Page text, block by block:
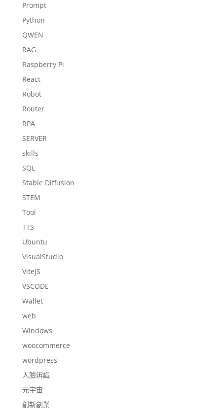
Prompt
Python
QWEN
RAG
Raspberry Pi
React
Robot
Router
RPA
SERVER
skills
SQL
Stable Diffusion
STEM
Tool
TTS
Ubuntu
VisualStudio
ViteJS
VSCODE
Wallet
web
Windows
woocommerce
wordpress
人臉辨識
元宇宙
創新創業